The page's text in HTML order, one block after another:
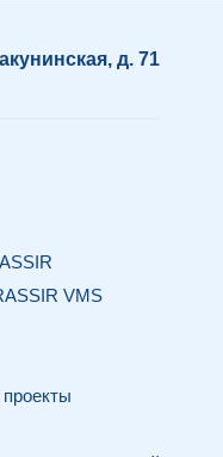
д. 71
VMS